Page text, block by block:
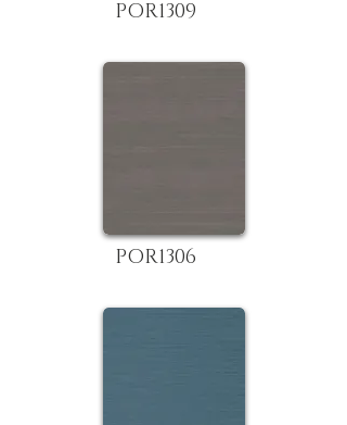
POR1309
POR1306